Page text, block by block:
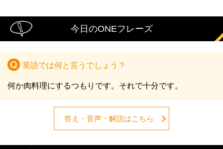
今日のONEフレーズ
英語では何と言うでしょう？
何か肉料理にするつもりです。それで十分です。
答え・音声・解説はこちら